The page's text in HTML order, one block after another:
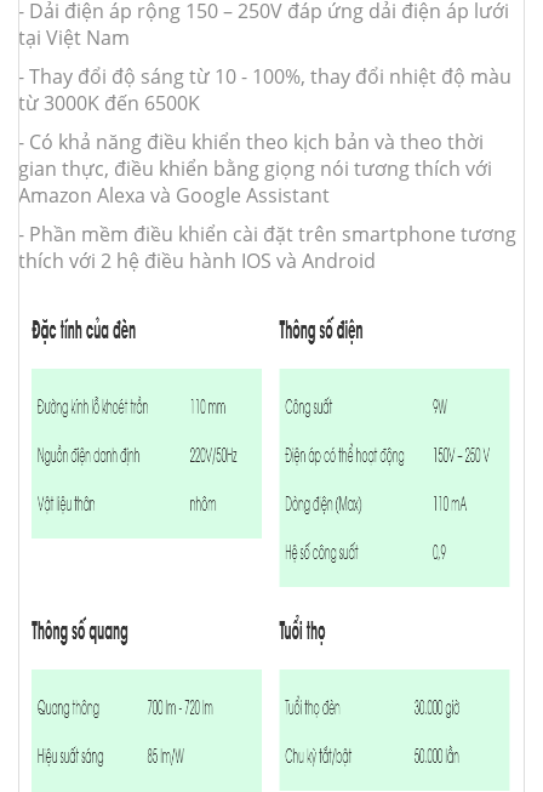
- Dải điện áp rộng 150 – 250V đáp ứng dải điện áp lưới
tại Việt Nam
- Thay đổi độ sáng từ 10 - 100%, thay đổi nhiệt độ màu
từ 3000K đến 6500K
- Có khả năng điều khiển theo kịch bản và theo thời
gian thực, điều khiển bằng giọng nói tương thích với
Amazon Alexa và Google Assistant
- Phần mềm điều khiển cài đặt trên smartphone tương
thích với 2 hệ điều hành IOS và Android